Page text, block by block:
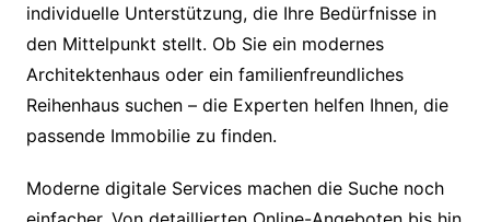
individuelle Unterstützung, die Ihre Bedürfnisse in
den Mittelpunkt stellt. Ob Sie ein modernes
Architektenhaus oder ein familienfreundliches
Reihenhaus suchen – die Experten helfen Ihnen, die
passende Immobilie zu finden.
Moderne digitale Services machen die Suche noch